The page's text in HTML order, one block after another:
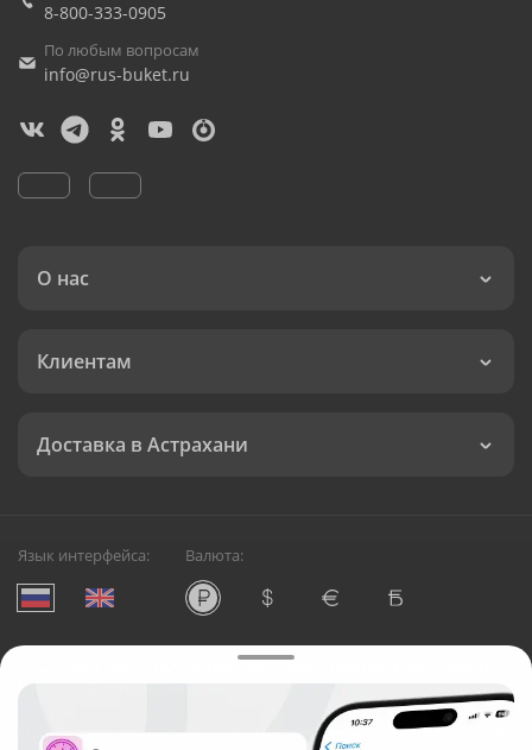
8-800-333-0905
По любым вопросам
info@rus-buket.ru
О нас
Клиентам
Доставка в Астрахани
Язык интерфейса: Валюта:
Служба круглосуточной доставки цветов в Астрахани
Русский Букет, 2026
Общество с ограниченной ответственностью «Технология»